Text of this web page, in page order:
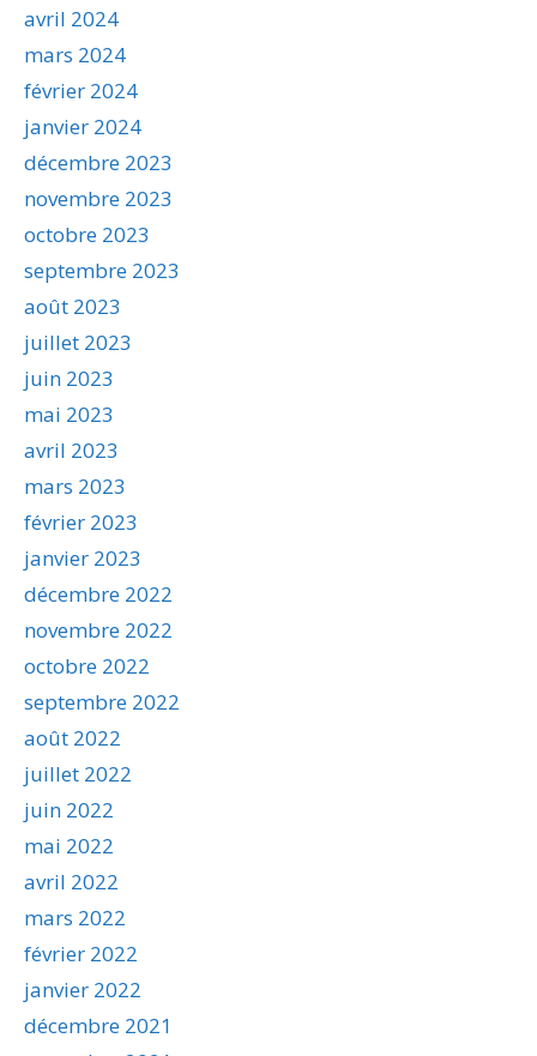
avril 2024
mars 2024
février 2024
janvier 2024
décembre 2023
novembre 2023
octobre 2023
septembre 2023
août 2023
juillet 2023
juin 2023
mai 2023
avril 2023
mars 2023
février 2023
janvier 2023
décembre 2022
novembre 2022
octobre 2022
septembre 2022
août 2022
juillet 2022
juin 2022
mai 2022
avril 2022
mars 2022
février 2022
janvier 2022
décembre 2021